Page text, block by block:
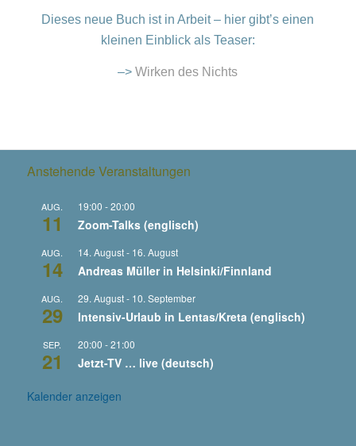
Dieses neue Buch ist in Arbeit – hier gibt’s einen
kleinen Einblick als Teaser:
–>Wirken des Nichts
Anstehende Veranstaltungen
AUG.
11
19:00 -20:00
Zoom-Talks (englisch)
AUG.
14
14. August- 16. August
Andreas Müller in Helsinki/Finnland
AUG.
29
29. August- 10. September
Intensiv-Urlaub in Lentas/Kreta (englisch)
SEP.
21
20:00 -21:00
Jetzt-TV … live (deutsch)
Kalender anzeigen